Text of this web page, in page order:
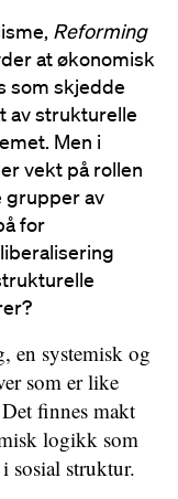
Reforming
at økonomisk
som skjedde
av strukturelle
Men i
vekt på rollen
grupper av
for
en systemisk og
som er like
finnes makt
logikk som
sosial struktur.